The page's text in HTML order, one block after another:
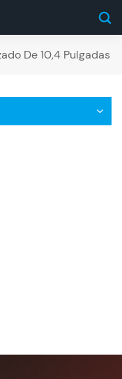
De 10,4 Pulgadas